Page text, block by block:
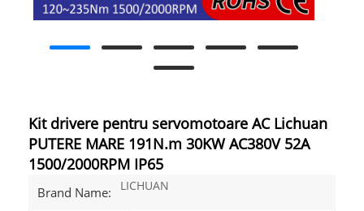
Kit drivere pentru servomotoare AC Lichuan
PUTERE MARE 191N.m 30KW AC380V 52A
1500/2000RPM IP65
Brand Name: LICHUAN